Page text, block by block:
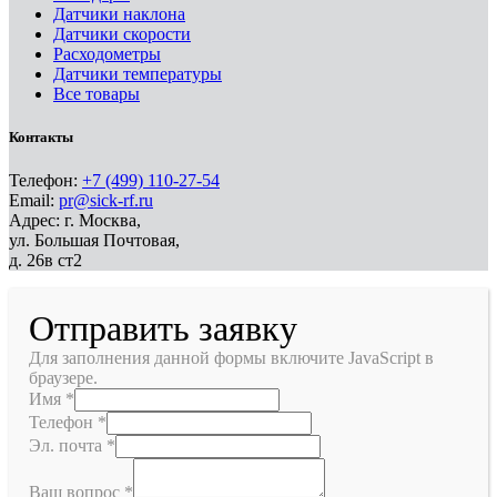
Датчики наклона
Датчики скорости
Расходометры
Датчики температуры
Все товары
Контакты
Телефон: +7 (499) 110-27-54
Email: pr@sick-rf.ru
Адрес: г. Москва,
ул. Большая Почтовая,
д. 26в ст2
Отправить заявку
Для заполнения данной формы включите JavaScript в
браузере.
Имя *
Телефон *
Эл. почта *
Ваш вопрос *